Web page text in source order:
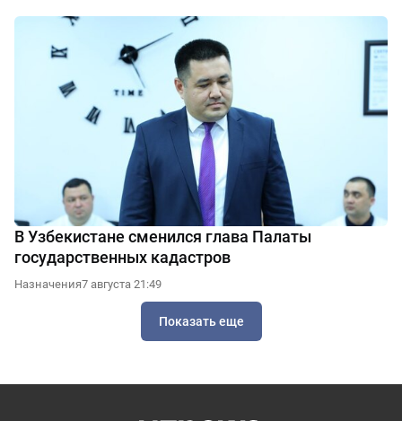
В Узбекистане сменился глава Палаты
государственных кадастров
Назначения7 августа 21:49
Показать еще